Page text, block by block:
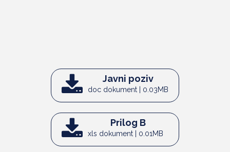
Javni poziv
doc dokument | 0.03MB
Prilog B
xls dokument | 0.01MB